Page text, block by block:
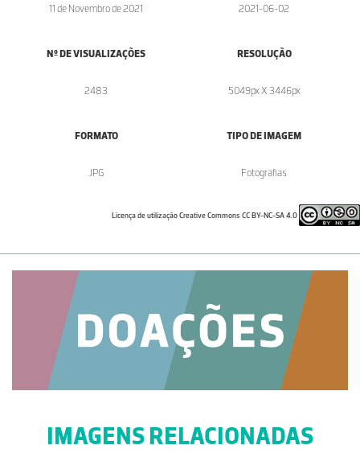
11 de Novembro de 2021 2021-06-02
Nº DE VISUALIZAÇÕES
2483
RESOLUÇÃO
5049px X 3446px
FORMATO
.JPG
TIPO DE IMAGEM
Fotografias
Licença de utilização Creative Commons CC BY-NC-SA 4.0
IMAGENS RELACIONADAS